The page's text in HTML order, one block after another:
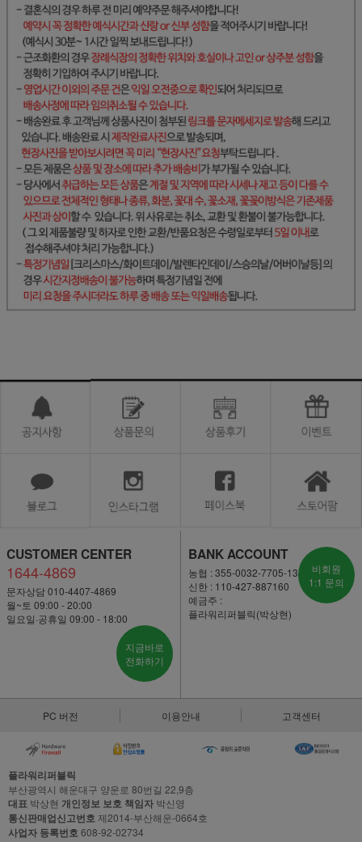
CUSTOMER CENTER
1644-4869
문자상담 010-4407-4869
월~토 09:00 - 20:00
일요일·공휴일 09:00 - 18:00
지금바로
전화하기
BANK ACCOUNT
농협 : 355-0032-7705-13
신한 : 110-427-887160
예금주 :
플라워리퍼블릭(박상현)
비회원
1:1 문의
PC 버전 이용안내 고객센터
플라워리퍼블릭
부산광역시 해운대구 양운로 80번길 22,9층
대표 박상현 개인정보 보호 책임자 박신영
통신판매업신고번호제2014-부산해운-0664호
사업자 등록번호608-92-02734